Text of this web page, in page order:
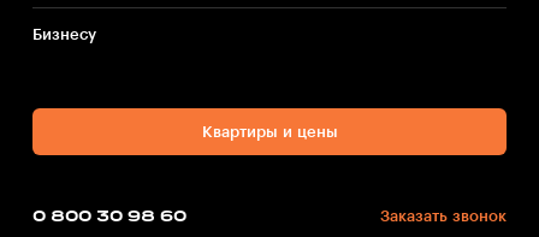
Бизнесу
Квартиры и цены
0 800 30 98 60 Заказать звонок